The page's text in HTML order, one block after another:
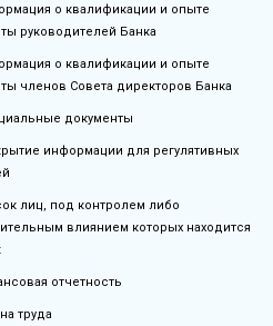
о квалификации и опыте
руководителей Банка
о квалификации и опыте
членов Совета директоров Банка
документы
информации для регулятивных
лиц, под контролем либо
влиянием которых находится
отчетность
труда